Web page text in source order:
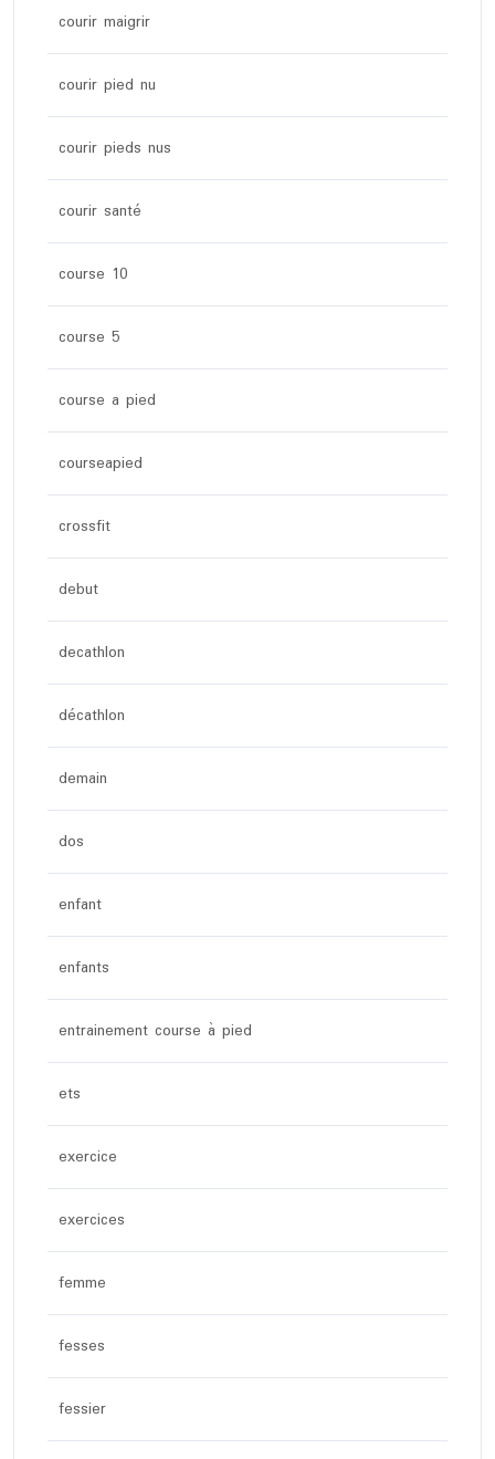
courir maigrir
courir pied nu
courir pieds nus
courir santé
course 10
course 5
course a pied
courseapied
crossfit
debut
decathlon
décathlon
demain
dos
enfant
enfants
entrainement course à pied
ets
exercice
exercices
femme
fesses
fessier